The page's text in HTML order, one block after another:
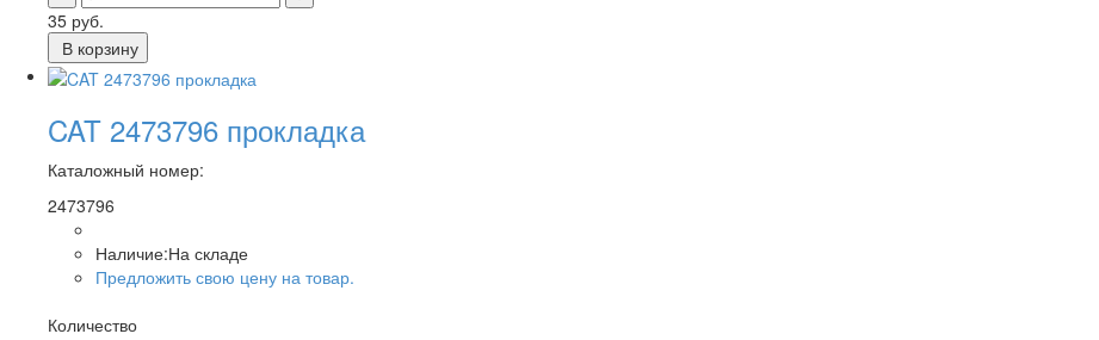
35 руб.
В корзину
CAT 2473796 прокладка
Каталожный номер:
2473796
Наличие:На складе
Предложить свою цену на товар.
Количество